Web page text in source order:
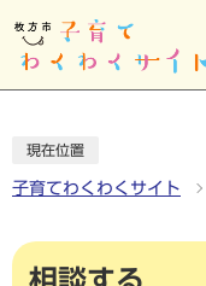
現在位置
子育てわくわくサイト
相談する